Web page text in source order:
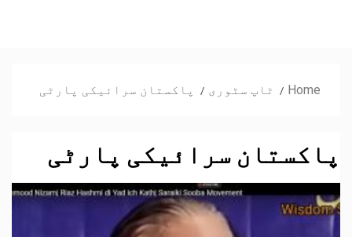
Home ٹاپ سٹوری پاکستان سرائیکی پارٹی
پاکستان سرائیکی پارٹی